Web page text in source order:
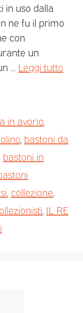
in uso dalla
ne fu il primo
con
un
… Leggi tutto
in avorio
bastoni da
bastoni in
collezione
IL RE